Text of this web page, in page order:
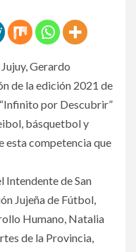
Gerardo
de la edición 2021 de
por Descubrir”
básquetbol y
esta competencia que
Intendente de San
Jujeña de Fútbol,
Humano, Natalia
de la Provincia,